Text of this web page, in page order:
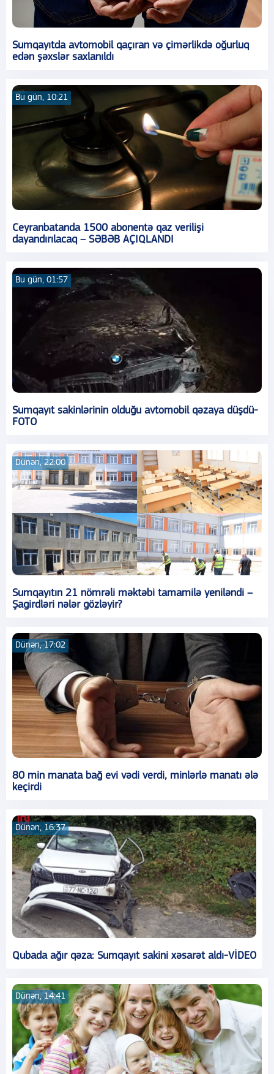
Sumqayıtda avtomobil qaçıran və çimərlikdə oğurluq
edən şəxslər saxlanıldı
Bu gün, 10:21
Ceyranbatanda 1500 abonentə qaz verilişi
dayandırılacaq – SƏBƏB AÇIQLANDI
Bu gün, 01:57
Sumqayıt sakinlərinin olduğu avtomobil qəzaya düşdü-
FOTO
Dünən, 22:00
Sumqayıtın 21 nömrəli məktəbi tamamilə yeniləndi –
Şagirdləri nələr gözləyir?
Dünən, 17:02
80 min manata bağ evi vədi verdi, minlərlə manatı ələ
keçirdi
Dünən, 16:37
Qubada ağır qəza: Sumqayıt sakini xəsarət aldı-VİDEO
Dünən, 14:41